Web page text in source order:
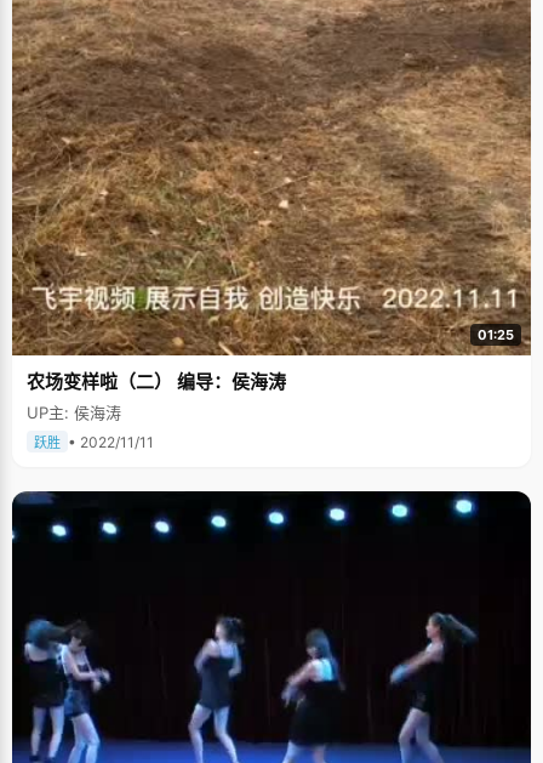
01:25
农场变样啦（二） 编导：侯海涛
UP主: 侯海涛
跃胜 • 2022/11/11